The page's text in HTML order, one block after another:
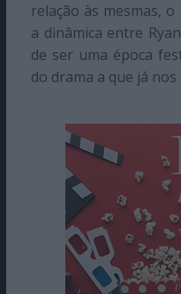
relação às mesmas,
a dinâmica entre
de ser uma época
do drama a que já